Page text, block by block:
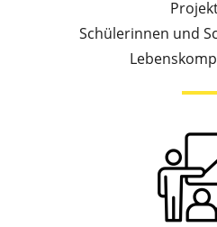
Schülerinnen und